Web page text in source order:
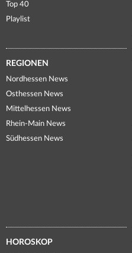
Top 40
Playlist
REGIONEN
Nordhessen News
Osthessen News
Mittelhessen News
Rhein-Main News
Südhessen News
HOROSKOP